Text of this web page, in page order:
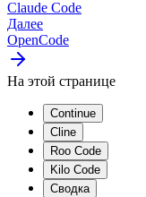
Claude Code
Далее
OpenCode
На этой странице
Continue
Cline
Roo Code
Kilo Code
Сводка